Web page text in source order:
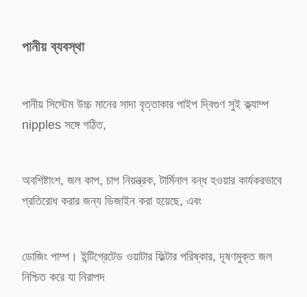
পানীয় ব্যবস্থা
পানীয় সিস্টেম উচ্চ মানের সাদা বৃত্তাকার পাইপ দ্বিগুণ সুই ক্ল্যাম্প
nipples সঙ্গে গঠিত,
অবশিষ্টাংশ, জল কাপ, চাপ নিয়ন্ত্রক, টার্মিনাল বন্ধ হওয়ার কার্যকরভাবে
প্রতিরোধ করার জন্য ডিজাইন করা হয়েছে, এবং
ডোজিং পাম্প। ইন্টিগ্রেটেড ওয়াটার ফিল্টার পরিষ্কার, দূষণমুক্ত জল
নিশ্চিত করে যা নিরাপদ